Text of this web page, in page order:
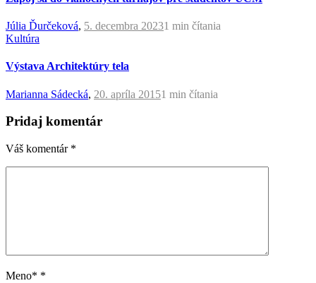
Júlia Ďurčeková, 5. decembra 20231 min čítania
Kultúra
Výstava Architektúry tela
Marianna Sádecká, 20. apríla 20151 min čítania
Pridaj komentár
Váš komentár *
Meno* *